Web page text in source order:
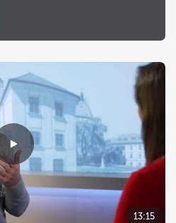
13 16
20 21
27 28 29 30
3 4 5 6
vymazať zavrieť
13:15